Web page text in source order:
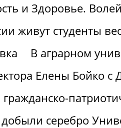
и Здоровье.
живут студенты
В аграрном
Елены Бойко с
серебро